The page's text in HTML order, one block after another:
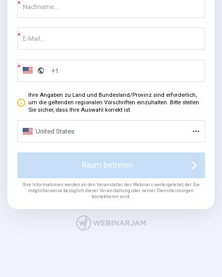
Ihre Angaben zu Land und Bundesland/Provinz sind erforderlich,
um die geltenden regionalen Vorschriften einzuhalten. Bitte stellen
Sie sicher, dass Ihre Auswahl korrekt ist.
United States
Raum betreten
Ihre Informationen werden an den Veranstalter des Webinars weitergeleitet, der Sie
möglicherweise bezüglich dieser Veranstaltung oder seiner Dienstleistungen
kontaktieren wird.